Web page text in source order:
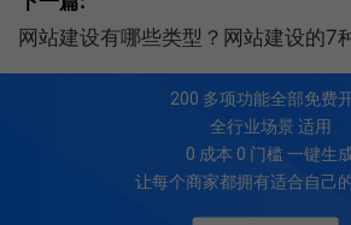
网站建设有哪些类型？网站建设的7
200 多项功能全部免费
全行业场景 适用
0 成本 0 门槛 一键生
让每个商家都拥有适合自己